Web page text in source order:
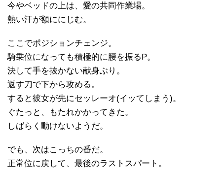
今やベッドの上は、愛の共同作業場。
熱い汗が額ににじむ。
ここでポジションチェンジ。
騎乗位になっても積極的に腰を振るP。
決して手を抜かない献身ぶり。
返す刀で下から攻める。
すると彼女が先にセッレーオ(イッてしまう)。
ぐたっと、もたれかかってきた。
しばらく動けないようだ。
でも、次はこっちの番だ。
正常位に戻して、最後のラストスパート。